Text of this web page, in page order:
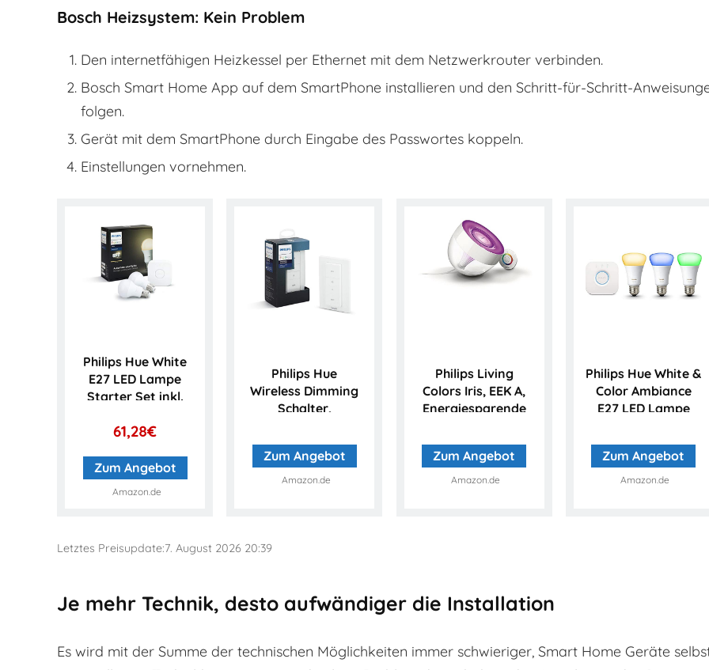
Bosch Heizsystem: Kein Problem
Den internetfähigen Heizkessel per Ethernet mit dem Netzwerkrouter verbinden.
Bosch Smart Home App auf dem SmartPhone installieren und den Schritt-für-Schritt-
folgen.
Gerät mit dem SmartPhone durch Eingabe des Passwortes koppeln.
Einstellungen vornehmen.
Philips Hue White
E27 LED Lampe
Starter Set inkl.
warmweißes...
61,28€
Zum Angebot
Amazon.de
Philips Hue
Wireless Dimming
Schalter,
dimmen ohne
Installation,
Standard
Zum Angebot
Amazon.de
Philips Living
Colors Iris, EEK A,
Energiesparende
mit 10 Watt, 16...
Zum Angebot
Amazon.de
Philips Hue White &
Color Ambiance
E27 LED Lampe
Zum Angebot
Amazon.de
Letztes Preisupdate:7. August 2026 20:39
Je mehr Technik, desto aufwändiger die Installation
Es wird mit der Summe der technischen Möglichkeiten immer schwieriger, Smart Home Geräte